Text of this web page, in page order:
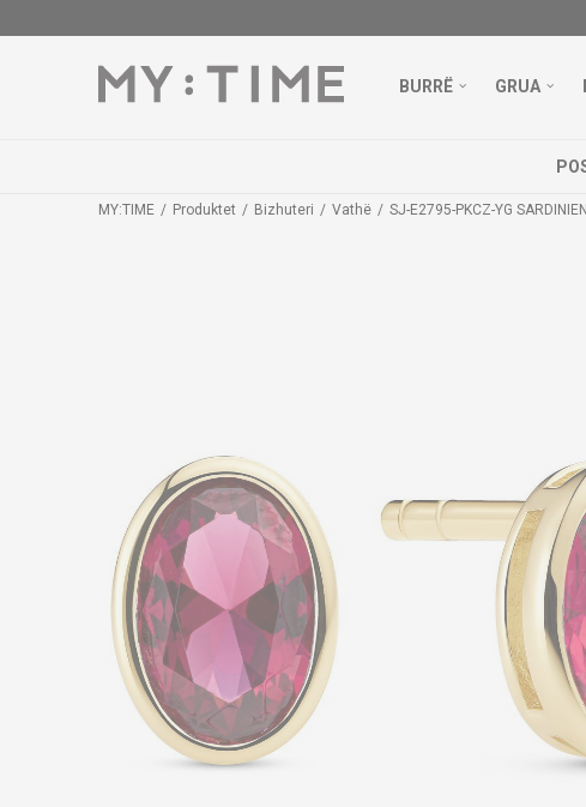
BURRË GRUA
MY:TIME Produktet Bizhuteri Vathë SJ-E2795-PKCZ-YG SARDINIEN